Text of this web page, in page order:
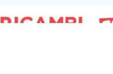
fissata per giugno 2026, […]